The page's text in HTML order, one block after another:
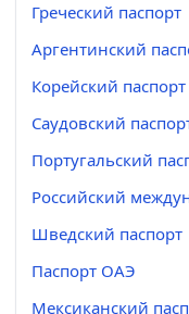
Греческий паспорт
Аргентинский
Корейский
Саудовский
Португальский
Российский
Шведский паспорт
Паспорт ОАЭ
Мексиканский